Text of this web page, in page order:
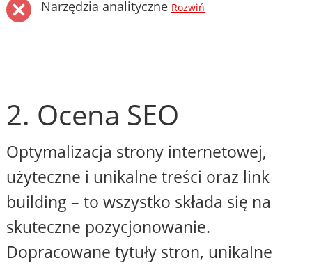
Narzędzia analityczne Rozwiń
2. Ocena SEO
Optymalizacja strony internetowej,
użyteczne i unikalne treści oraz link
building – to wszystko składa się na
skuteczne pozycjonowanie.
Dopracowane tytuły stron, unikalne